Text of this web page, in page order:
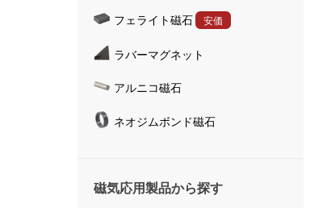
磁気活水器
磁気計測器
フェライト磁石 安価
ラバーマグネット
アルニコ磁石
ネオジムボンド磁石
磁気応用製品から探す